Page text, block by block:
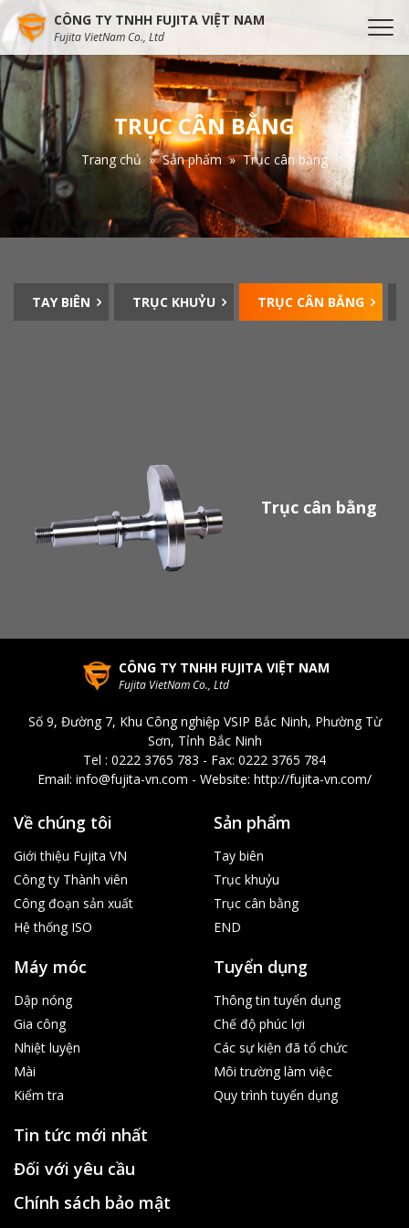
CÔNG TY TNHH FUJITA VIỆT NAM
Fujita VietNam Co., Ltd
TRỤC CÂN BẰNG
Trang chủ Sản phẩm Trục cân bằng
TAY BIÊN TRỤC KHUỶU TRỤC CÂN BẰNG
Trục cân bằng
CÔNG TY TNHH FUJITA VIỆT NAM
Fujita VietNam Co., Ltd
Số 9, Đường 7, Khu Công nghiệp VSIP Bắc Ninh, Phường Từ
Sơn, Tỉnh Bắc Ninh
Tel : 0222 3765 783 - Fax: 0222 3765 784
Email: info@fujita-vn.com - Website: http://fujita-vn.com/
Về chúng tôi
Giới thiệu Fujita VN
Công ty Thành viên
Công đoạn sản xuất
Hệ thống ISO
Sản phẩm
Tay biên
Trục khuỷu
Trục cân bằng
END
Máy móc
Dập nóng
Gia công
Nhiệt luyện
Mài
Kiểm tra
Tuyển dụng
Thông tin tuyển dụng
Chế độ phúc lợi
Các sự kiện đã tổ chức
Môi trường làm việc
Quy trình tuyển dụng
Tin tức mới nhất
Đối với yêu cầu
Chính sách bảo mật